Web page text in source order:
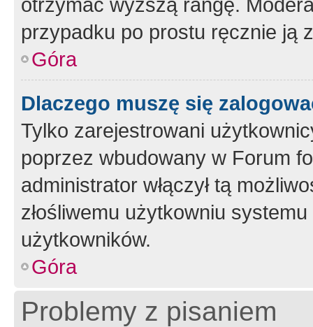
przypadku po prostu ręcznie ją
Góra
Dlaczego muszę się
Tylko zarejestrowani
poprzez wbudowany w Forum
administrator włączył tą
złośliwemu użytkowniu
użytkowników.
Góra
Problemy z pisaniem